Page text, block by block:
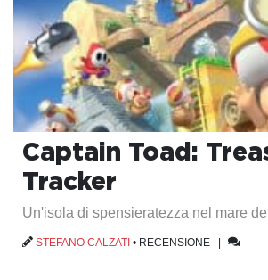
Captain Toad:
Tracker
Un'isola di spensieratezza nel mare
STEFANO CALZATI • RECENSIONE |